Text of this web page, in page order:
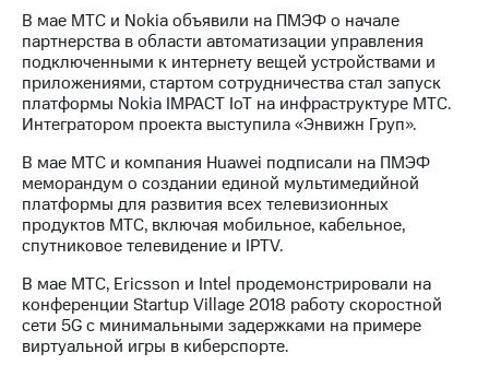
В мае МТС и Nokia объявили на ПМЭФ о начале
партнерства в области автоматизации управления
подключенными к интернету вещей устройствами и
приложениями, стартом сотрудничества стал запуск
платформы Nokia IMPACT IoT на инфраструктуре МТС.
Интегратором проекта выступила «Энвижн Груп».
В мае МТС и компания Huawei подписали на ПМЭФ
меморандум о создании единой мультимедийной
платформы для развития всех телевизионных
продуктов МТС, включая мобильное, кабельное,
спутниковое телевидение и IPTV.
В мае МТС, Ericsson и Intel продемонстрировали на
конференции Startup Village 2018 работу скоростной
сети 5G с минимальными задержками на примере
виртуальной игры в киберспорте.